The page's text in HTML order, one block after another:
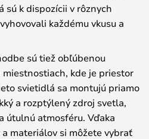
sú k dispozícii v rôznych
každému vkusu a
sú tiež obľúbenou
kde je priestor
svietidlá sa montujú priamo
a rozptýlený zdroj svetla,
útulnú atmosféru. Vďaka
materiálov si môžete vybrať